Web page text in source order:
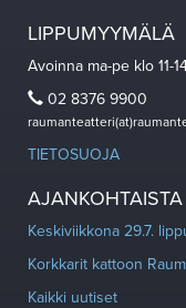
LIPPUMYYMÄLÄ
Avoinna ma-pe klo 11-
02 8376 9900
TIETOSUOJA
AJANKOHTAISTA
Keskiviikkona 29.7.
Korkkarit kattoon
Kaikki uutiset